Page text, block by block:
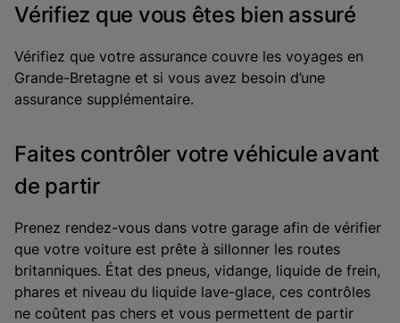
Vérifiez que vous êtes bien assuré
Vérifiez que votre assurance couvre les voyages en
Grande-Bretagne et si vous avez besoin d’une
assurance supplémentaire.
Faites contrôler votre véhicule avant
de partir
Prenez rendez-vous dans votre garage afin de vérifier
que votre voiture est prête à sillonner les routes
britanniques. État des pneus, vidange, liquide de frein,
phares et niveau du liquide lave-glace, ces contrôles
ne coûtent pas chers et vous permettent de partir